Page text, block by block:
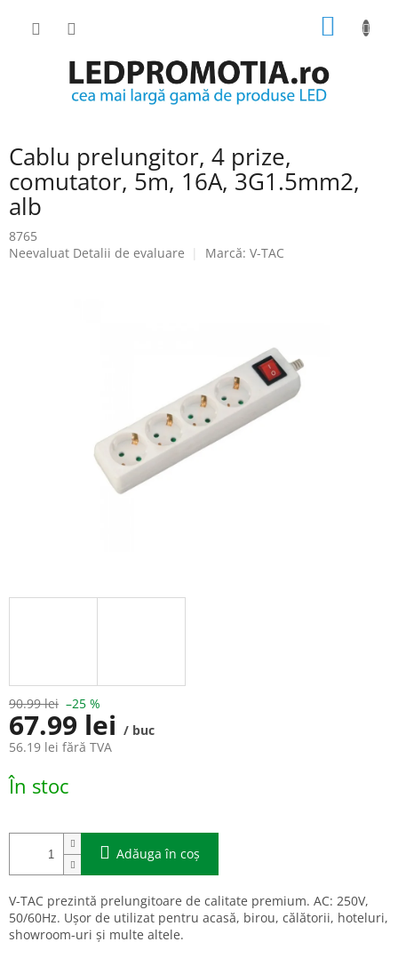
COŞ
Cablu prelungitor, 4 prize,
comutator, 5m, 16A, 3G1.5mm2,
alb
8765
Evaluarea
Neevaluat Detalii de evaluare Marcă: V-TAC
90.99 lei –25 %
67.99 lei / buc
56.19 lei fără TVA
Evaluare
preţ:
În stoc
Adăuga în coş
V-TAC prezintă prelungitoare de calitate premium. AC: 250V,
50/60Hz. Ușor de utilizat pentru acasă, birou, călătorii, hoteluri,
showroom-uri și multe altele.